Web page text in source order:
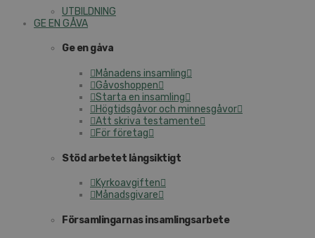
UTBILDNING
GE EN GÅVA
Ge en gåva
Månadens insamling
Gåvoshoppen
Starta en insamling
Högtidsgåvor och minnesgåvor
Att skriva testamente
För företag
Stöd arbetet långsiktigt
Kyrkoavgiften
Månadsgivare
Församlingarnas insamlingsarbete